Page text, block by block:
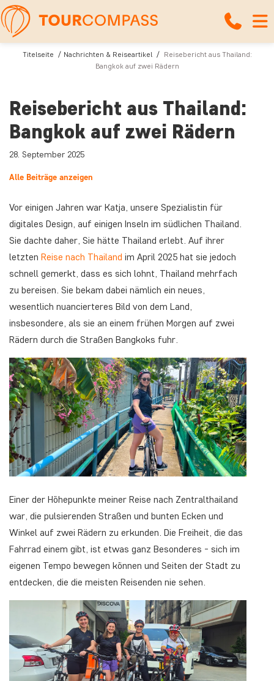
Titelseite Nachrichten & Reiseartikel
Reisebericht aus Thailand:
Bangkok auf zwei Rädern
Reisebericht aus Thailand:
Bangkok auf zwei Rädern
28. September 2025
Alle Beiträge anzeigen
Vor einigen Jahren war Katja, unsere Spezialistin für
digitales Design, auf einigen Inseln im südlichen Thailand.
Sie dachte daher, Sie hätte Thailand erlebt. Auf ihrer
letzten Reise nach Thailand im April 2025 hat sie jedoch
schnell gemerkt, dass es sich lohnt, Thailand mehrfach
zu bereisen. Sie bekam dabei nämlich ein neues,
wesentlich nuancierteres Bild von dem Land,
insbesondere, als sie an einem frühen Morgen auf zwei
Rädern durch die Straßen Bangkoks fuhr.
Einer der Höhepunkte meiner Reise nach Zentralthailand
war, die pulsierenden Straßen und bunten Ecken und
Winkel auf zwei Rädern zu erkunden. Die Freiheit, die das
Fahrrad einem gibt, ist etwas ganz Besonderes - sich im
eigenen Tempo bewegen können und Seiten der Stadt zu
entdecken, die die meisten Reisenden nie sehen.